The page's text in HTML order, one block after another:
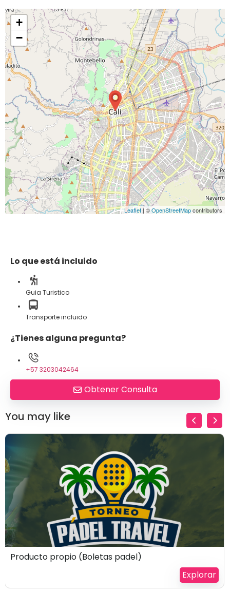
+
−
Leaflet | ©OpenStreetMapcontributors
Lo que está incluido
Guia Turistico
Transporte incluido
¿Tienes alguna pregunta?
+57 3203042464
Obtener Consulta
You may like
$100
Producto propio (Boletas padel)
Explorar